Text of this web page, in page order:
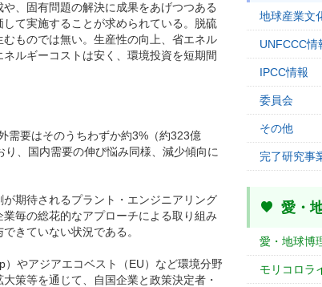
、固有問題の解決に成果をあげつつある
て実施することが求められている。脱硫
ものでは無い。生産性の向上、省エネル
ルギーコストは安く、環境投資を短期間
需要はそのうちわずか約3%（約323億
、国内需要の伸び悩み同様、減少傾向に
期待されるプラント・エンジニアリング
毎の総花的なアプローチによる取り組み
きていない状況である。
やアジアエコベスト（EU）など環境分野
策等を通じて、自国企業と政策決定者・
地球産業文
UNFCCC情
IPCC情報
委員会
その他
完了研究事
愛・
愛・地球博
モリコロラ